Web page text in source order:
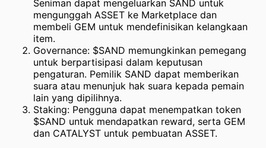
Seniman dapat mengeluarkan SAND untuk
mengunggah ASSET ke Marketplace dan
membeli GEM untuk mendefinisikan kelangkaan
item.
Governance: $SAND memungkinkan pemegang
untuk berpartisipasi dalam keputusan
pengaturan. Pemilik SAND dapat memberikan
suara atau menunjuk hak suara kepada pemain
lain yang dipilihnya.
Staking: Pengguna dapat menempatkan token
$SAND untuk mendapatkan reward, serta GEM
dan CATALYST untuk pembuatan ASSET.